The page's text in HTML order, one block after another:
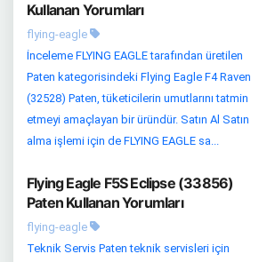
Kullanan Yorumları
flying-eagle
İnceleme FLYING EAGLE tarafından üretilen
Paten kategorisindeki Flying Eagle F4 Raven
(32528) Paten, tüketicilerin umutlarını tatmin
etmeyi amaçlayan bir üründür. Satın Al Satın
alma işlemi için de FLYING EAGLE sa...
Flying Eagle F5S Eclipse (33856)
Paten Kullanan Yorumları
flying-eagle
Teknik Servis Paten teknik servisleri için